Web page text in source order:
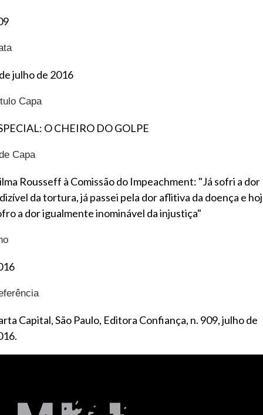
julho de 2016
Capa
O CHEIRO DO GOLPE
Capa
Rousseff à Comissão do Impeachment: "Já sofri a dor
da tortura, já passei pela dor aflitiva da doença e
a dor igualmente inominável da injustiça"
Capital, São Paulo, Editora Confiança, n. 909, julho de